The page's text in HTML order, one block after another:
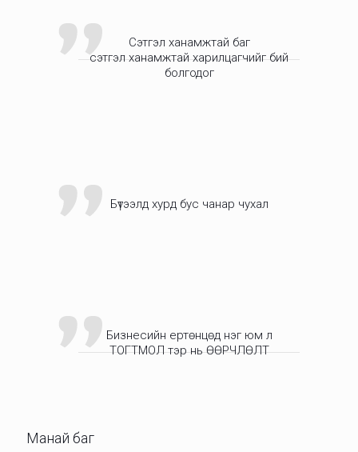
Сэтгэл ханамжтай баг
сэтгэл ханамжтай харилцагчийг бий
болгодог
Бүтээлд хурд бус чанар чухал
Бизнесийн ертөнцөд нэг юм л
ТОГТМОЛ тэр нь ӨӨРЧЛӨЛТ
Манай баг